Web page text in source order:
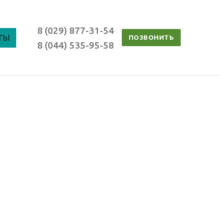
8 (029) 877-31-54
8 (044) 535-95-58
ПОЗВОНИТЬ